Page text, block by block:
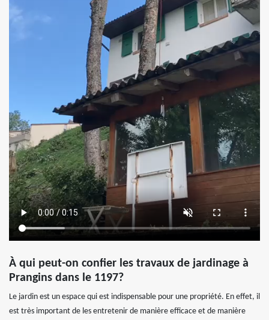
À qui peut-on confier les travaux de jardinage à
Prangins dans le 1197?
Le jardin est un espace qui est indispensable pour une propriété. En effet, il
est très important de les entretenir de manière efficace et de manière